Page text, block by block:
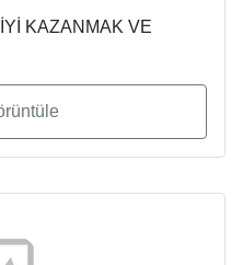
KAZANMAK VE